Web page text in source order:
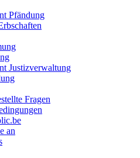
Pfändung
Justizverwaltung
Fragen
an